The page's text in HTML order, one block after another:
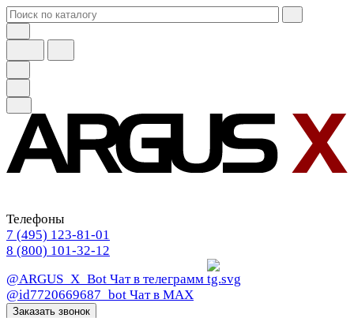
Телефоны
7 (495) 123-81-01
8 (800) 101-32-12
@ARGUS_X_Bot Чат в телеграмм
@id7720669687_bot Чат в МАХ
Заказать звонок